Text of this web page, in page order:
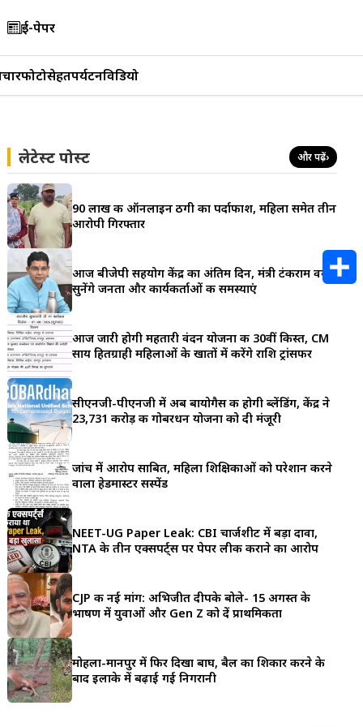
ई-पेपर
फोटोसेहतपर्यटनविडियो
लेटेस्ट पोस्ट और पढ़ें›
90 लाख की ऑनलाइन ठगी का पर्दाफाश, महिला समेत तीन
आरोपी गिरफ्तार
आज बीजेपी सहयोग केंद्र का अंतिम दिन, मंत्री टंकराम वर्मा
सुनेंगे जनता और कार्यकर्ताओं की समस्याएं
आज जारी होगी महतारी वंदन योजना की 30वीं किस्त, CM
साय हितग्राही महिलाओं के खातों में करेंगे राशि ट्रांसफर
सीएनजी-पीएनजी में अब बायोगैस की होगी ब्लेंडिंग, केंद्र ने
23,731 करोड़ की गोबरधन योजना को दी मंजूरी
जांच में आरोप साबित, महिला शिक्षिकाओं को परेशान करने
वाला हेडमास्टर सस्पेंड
NEET-UG Paper Leak: CBI चार्जशीट में बड़ा दावा,
NTA के तीन एक्सपर्ट्स पर पेपर लीक कराने का आरोप
CJP की नई मांग: अभिजीत दीपके बोले- 15 अगस्त के
भाषण में युवाओं और Gen Z को दें प्राथमिकता
मोहला-मानपुर में फिर दिखा बाघ, बैल का शिकार करने के
बाद इलाके में बढ़ाई गई निगरानी
h
r